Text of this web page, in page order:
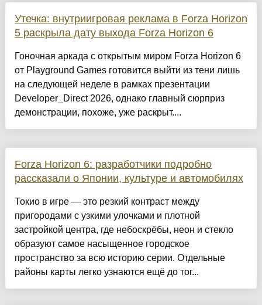
Утечка: внутриигровая реклама в Forza Horizon
5 раскрыла дату выхода Forza Horizon 6
Гоночная аркада с открытым миром Forza Horizon 6
от Playground Games готовится выйти из тени лишь
на следующей неделе в рамках презентации
Developer_Direct 2026, однако главный сюрприз
демонстрации, похоже, уже раскрыт....
Forza Horizon 6: разработчики подробно
рассказали о Японии, культуре и автомобилях
Токио в игре — это резкий контраст между
пригородами с узкими улочками и плотной
застройкой центра, где небоскрёбы, неон и стекло
образуют самое насыщенное городское
пространство за всю историю серии. Отдельные
районы карты легко узнаются ещё до тог...